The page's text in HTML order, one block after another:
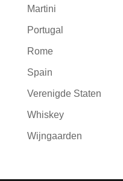
Martini
Portugal
Rome
Spain
Verenigde Staten
Whiskey
Wijngaarden